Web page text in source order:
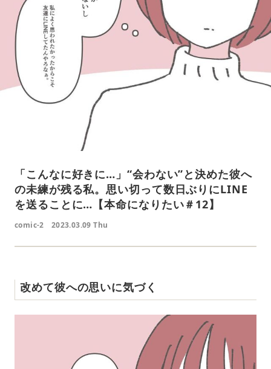
「こんなに好きに…」“会わない”と決めた彼へ
の未練が残る私。思い切って数日ぶりにLINE
を送ることに…【本命になりたい＃12】
comic-2 2023.03.09 Thu
改めて彼への思いに気づく